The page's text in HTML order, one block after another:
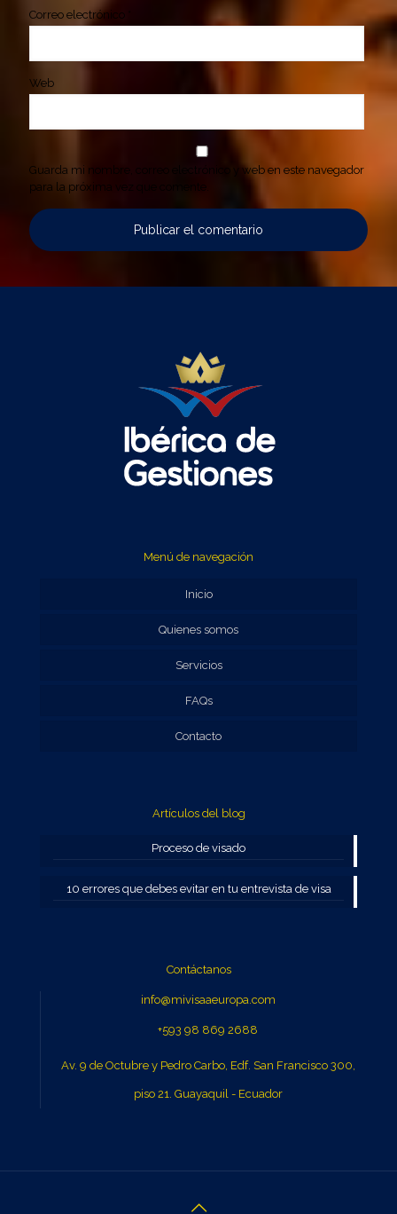
Correo electrónico
Web
Guarda mi nombre, correo electrónico y web en este navegador
para la próxima vez que comente.
Menú de navegación
Inicio
Quienes somos
Servicios
FAQs
Contacto
Artículos del blog
Proceso de visado
10 errores que debes evitar en tu entrevista de visa
Contáctanos
info@mivisaaeuropa.com
+593 98 869 2688
Av. 9 de Octubre y Pedro Carbo, Edf. San Francisco 300,
piso 21. Guayaquil - Ecuador